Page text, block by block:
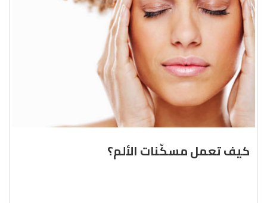
كيف تعمل مسكّنات الألم؟